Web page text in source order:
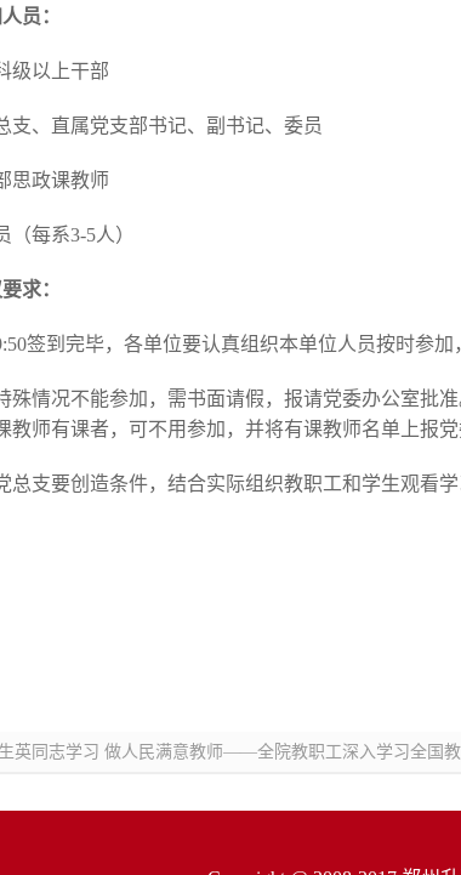
员：
级以上干部
支、直属党支部书记、副书记、委员
思政课教师
（每系3-5人）
求：
签到完毕，各单位要认真组织本单位人员按时参
殊情况不能参加，需书面请假，报请党委办公室批
教师有课者，可不用参加，并将有课教师名单上报党
总支要创造条件，结合实际组织教职工和学生观看
英同志学习 做人民满意教师——全院教职工深入学习全国